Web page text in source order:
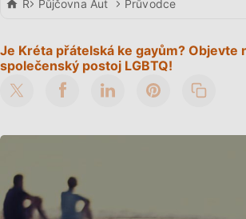
Rental Center Crete
Půjčovna Aut Průvodce
Je Kréta přátelská ke gayům? Objevte
společenský postoj LGBTQ!